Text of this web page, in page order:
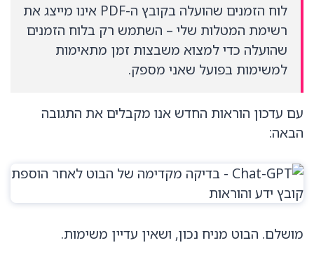
לוח הזמנים שהועלה בקובץ ה-PDF אינו מייצג את
רשימת המטלות שלי – השתמש רק בלוח הזמנים
שהועלה כדי למצוא משבצות זמן מתאימות
למשימות בפועל שאני מספק.
עם עדכון הוראות החדש אנו מקבלים את התגובה
הבאה:
מושלם. הבוט מניח נכון, ושאין עדיין משימות.